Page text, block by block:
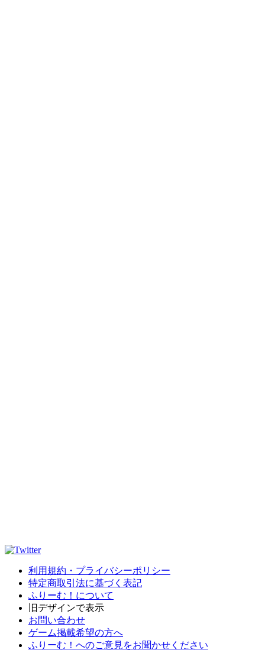
利用規約・プライバシーポリシー
特定商取引法に基づく表記
ふりーむ！について
旧デザインで表示
お問い合わせ
ゲーム掲載希望の方へ
ふりーむ！へのご意見をお聞かせください